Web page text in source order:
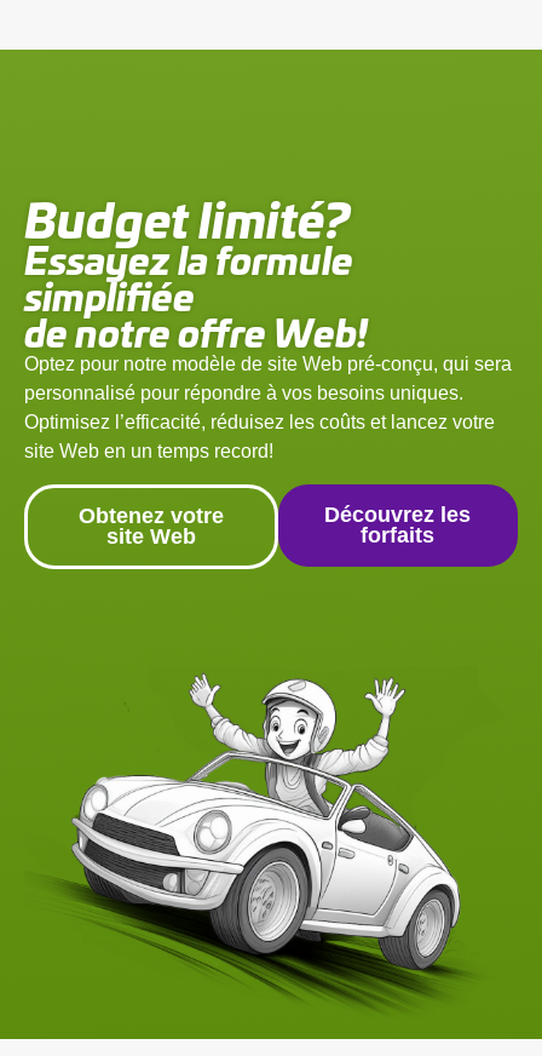
Budget limité?
Essayez la formule
simplifiée
de notre offre Web!
Optez pour notre modèle de site Web pré-conçu, qui sera
personnalisé pour répondre à vos besoins uniques.
Optimisez l’efficacité, réduisez les coûts et lancez votre
site Web en un temps record!
Obtenez votre
site Web
Découvrez les
forfaits